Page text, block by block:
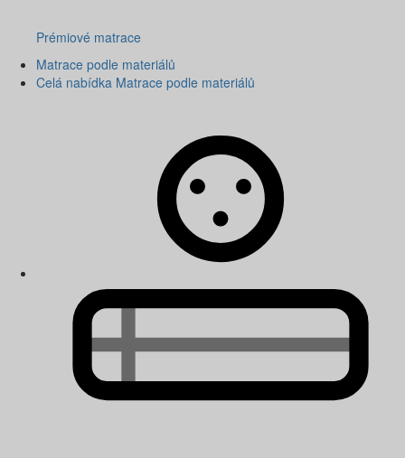
Prémiové matrace
Matrace podle materiálů
Celá nabídka Matrace podle materiálů